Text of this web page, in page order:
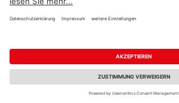
Impressum AGB Widerruf
Reservierungsbedingungen